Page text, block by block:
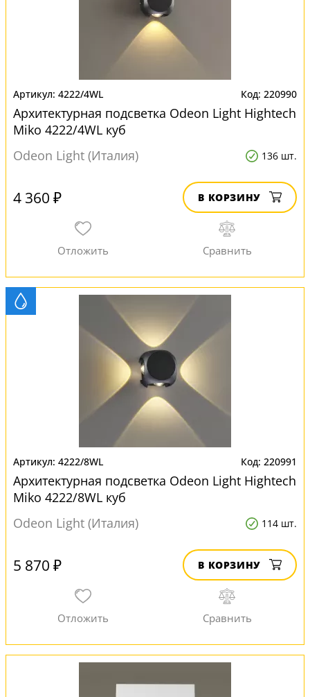
4222/4WL 220990
Архитектурная подсветка Odeon Light Hightech
Miko 4222/4WL куб
Odeon Light (Италия)
136 шт.
4 360 ₽ В КОРЗИНУ
4222/8WL 220991
Архитектурная подсветка Odeon Light Hightech
Miko 4222/8WL куб
Odeon Light (Италия)
114 шт.
5 870 ₽ В КОРЗИНУ